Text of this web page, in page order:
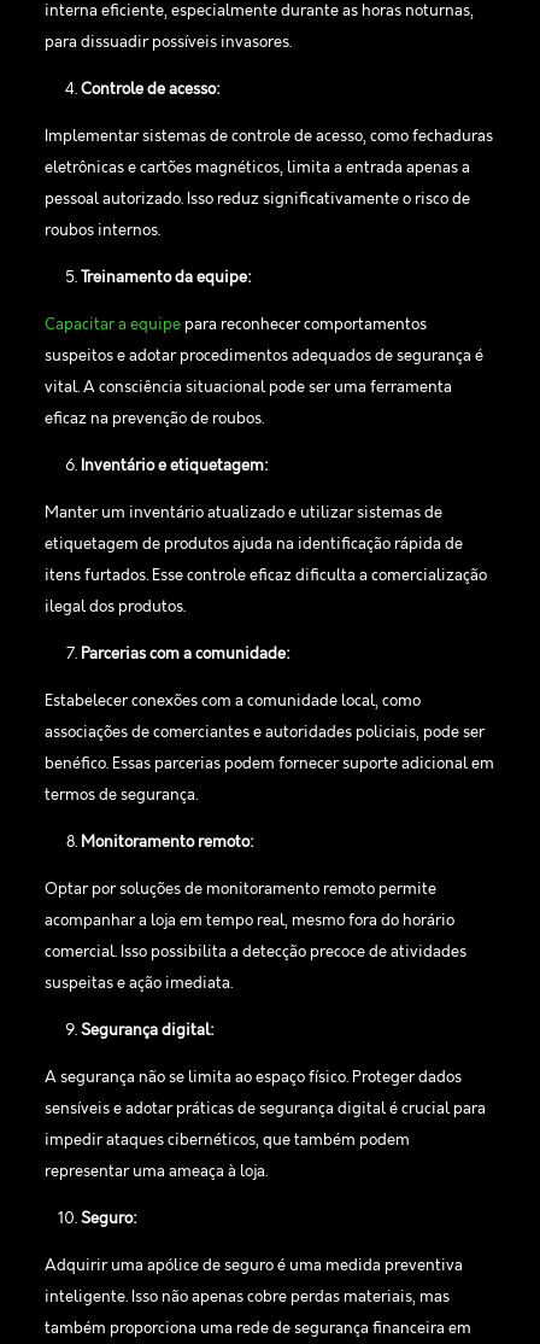
interna eficiente, especialmente durante as horas noturnas,
para dissuadir possíveis invasores.
Controle de acesso:
Implementar sistemas de controle de acesso, como fechaduras
eletrônicas e cartões magnéticos, limita a entrada apenas a
pessoal autorizado. Isso reduz significativamente o risco de
roubos internos.
Treinamento da equipe:
Capacitar a equipepara reconhecer comportamentos
suspeitos e adotar procedimentos adequados de segurança é
vital. A consciência situacional pode ser uma ferramenta
eficaz na prevenção de roubos.
Inventário e etiquetagem:
Manter um inventário atualizado e utilizar sistemas de
etiquetagem de produtos ajuda na identificação rápida de
itens furtados. Esse controle eficaz dificulta a comercialização
ilegal dos produtos.
Parcerias com a comunidade:
Estabelecer conexões com a comunidade local, como
associações de comerciantes e autoridades policiais, pode ser
benéfico. Essas parcerias podem fornecer suporte adicional em
termos de segurança.
Monitoramento remoto:
Optar por soluções de monitoramento remoto permite
acompanhar a loja em tempo real, mesmo fora do horário
comercial. Isso possibilita a detecção precoce de atividades
suspeitas e ação imediata.
Segurança digital:
A segurança não se limita ao espaço físico. Proteger dados
sensíveis e adotar práticas de segurança digital é crucial para
impedir ataques cibernéticos, que também podem
representar uma ameaça à loja.
Seguro:
Adquirir uma apólice de seguro é uma medida preventiva
inteligente. Isso não apenas cobre perdas materiais, mas
também proporciona uma rede de segurança financeira em